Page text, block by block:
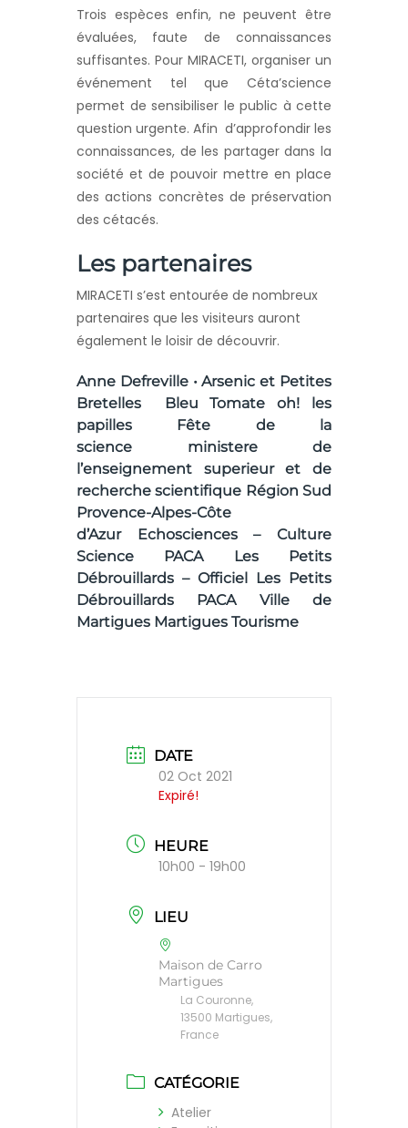
Trois espèces enfin, ne peuvent être
évaluées, faute de connaissances
suffisantes. Pour MIRACETI, organiser un
événement tel que Céta’science
permet de sensibiliser le public à cette
question urgente. Afin d’approfondir les
connaissances, de les partager dans la
société et de pouvoir mettre en place
des actions concrètes de préservation
des cétacés.
Les partenaires
MIRACETI s’est entourée de nombreux
partenaires que les visiteurs auront
également le loisir de découvrir.
Anne Defreville • Arsenic et Petites
Bretelles
Bleu Tomate
oh! les
papilles
Fête de la
science
ministere de
l’enseignement superieur et de
recherche scientifique Région Sud
Provence-Alpes-Côte
d’Azur
Echosciences – Culture
Science PACA
Les Petits
Débrouillards – Officiel Les Petits
Débrouillards PACA
Ville de
Martigues Martigues Tourisme
DATE
02 Oct 2021
Expiré!
HEURE
10h00 - 19h00
LIEU
Maison de Carro
Martigues
La Couronne,
13500 Martigues,
France
CATÉGORIE
Atelier